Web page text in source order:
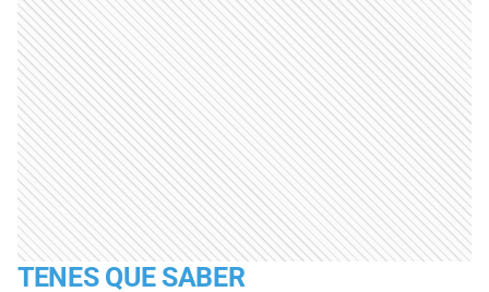
TENES QUE SABER